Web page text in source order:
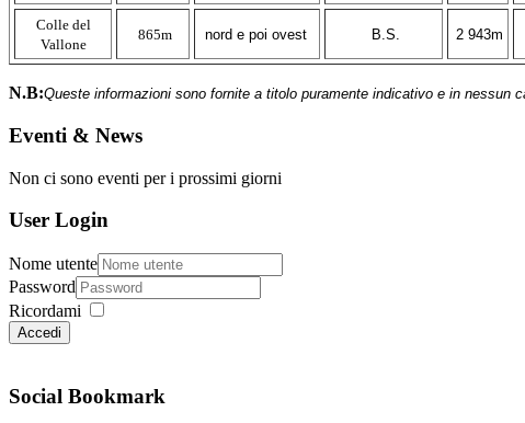
Colle del
Vallone
865m nord e poi ovest B.S. 2 943m
N.B:Queste informazioni sono fornite a titolo puramente indicativo e in nessun
Eventi & News
Non ci sono eventi per i prossimi giorni
User Login
Nome utente
Password
Ricordami
Accedi
Social Bookmark